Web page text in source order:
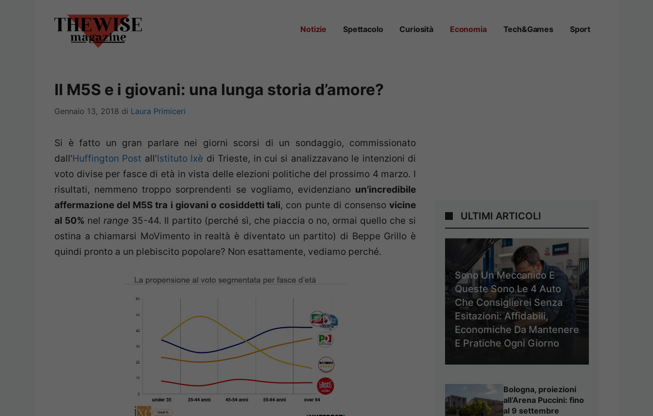
Notizie Spettacolo Curiosità Economia Tech&Games Sport
Il M5S e i giovani: una lunga storia d’amore?
Gennaio 13, 2018 di Laura Primiceri
Si è fatto un gran parlare nei giorni scorsi di un sondaggio, commissionato
dall’Huffington Post all’Istituto Ixè di Trieste, in cui si analizzavano le intenzioni di
voto divise per fasce di età in vista delle elezioni politiche del prossimo 4 marzo. I
risultati, nemmeno troppo sorprendenti se vogliamo, evidenziano un’incredibile
affermazione del M5S tra i giovani o cosiddetti tali, con punte di consensovicine
al 50% nel range 35-44. Il partito (perché sì, che piaccia o no, ormai quello che si
ostina a chiamarsi MoVimento in realtà è diventato un partito) di Beppe Grillo è
quindi pronto a un plebiscito popolare? Non esattamente, vediamo perché.
ULTIMI ARTICOLI
Sono Un Meccanico E
Queste Sono Le 4 Auto
Che Consiglierei Senza
Esitazioni: Affidabili,
Economiche Da Mantenere
E Pratiche Ogni Giorno
Bologna, proiezioni
all’Arena Puccini: fino
al 9 settembre